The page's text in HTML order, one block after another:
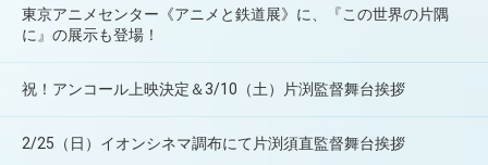
東京アニメセンター《アニメと鉄道展》に、『この世界の片隅
に』の展示も登場！
祝！アンコール上映決定＆3/10（土）片渕監督舞台挨拶
2/25（日）イオンシネマ調布にて片渕須直監督舞台挨拶